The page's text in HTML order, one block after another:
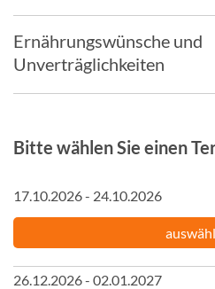
Ernährungswünsche und
Unverträglichkeiten
Bitte wählen Sie einen
17.10.2026 - 24.10.2026
26.12.2026 - 02.01.2027